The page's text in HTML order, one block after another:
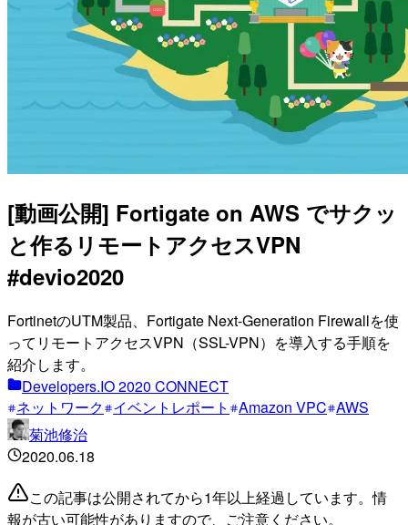
[動画公開] Fortigate on AWS でサクッ
と作るリモートアクセスVPN
#devio2020
FortinetのUTM製品、Fortigate Next-Generation Firewallを使
ってリモートアクセスVPN（SSL-VPN）を導入する手順を
紹介します。
Developers.IO 2020 CONNECT
ネットワーク イベントレポート Amazon VPC AWS
菊池修治
2020.06.18
この記事は公開されてから1年以上経過しています。情
報が古い可能性がありますので、ご注意ください。